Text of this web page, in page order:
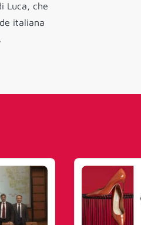
Luca, che
italiana